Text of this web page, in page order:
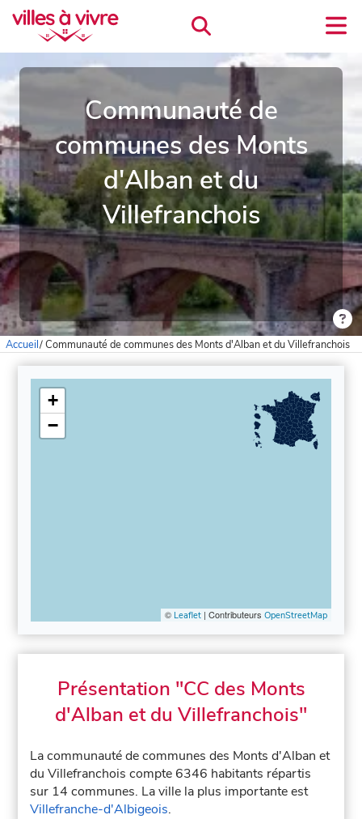
Communauté de
communes des Monts
d'Alban et du
Villefranchois
Accueil/Communauté de communes des Monts d'Alban et du Villefranchois
+
−
© Leaflet| Contributeurs OpenStreetMap
Présentation "CC des Monts
d'Alban et du Villefranchois"
La communauté de communes des Monts d'Alban et
du Villefranchois compte 6346 habitants répartis
sur 14 communes. La ville la plus importante est
Villefranche-d'Albigeois.